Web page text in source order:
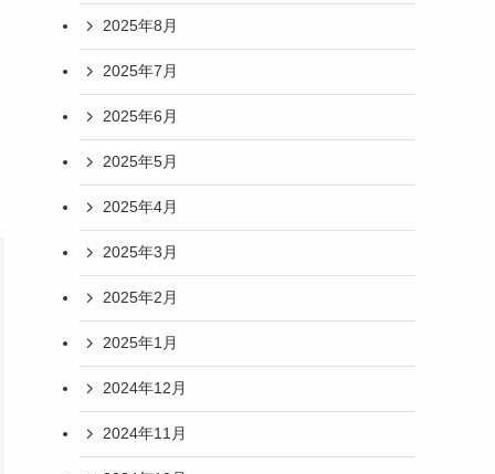
2025年8月
2025年7月
2025年6月
2025年5月
2025年4月
2025年3月
2025年2月
2025年1月
2024年12月
2024年11月